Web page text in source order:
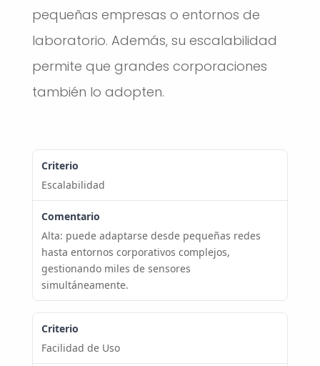
pequeñas empresas o entornos de
laboratorio. Además, su escalabilidad
permite que grandes corporaciones
también lo adopten.
Escalabilidad
Alta: puede adaptarse desde pequeñas redes
hasta entornos corporativos complejos,
gestionando miles de sensores
simultáneamente.
Facilidad de Uso